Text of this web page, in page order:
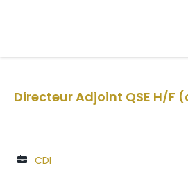
Directeur Adjoint QSE H/F
CDI